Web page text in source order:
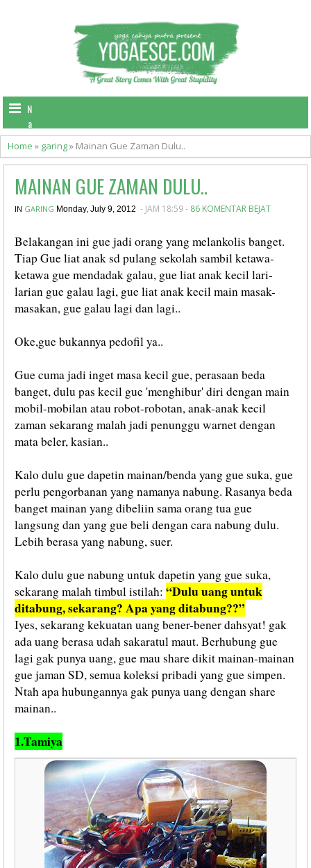
N
a
v
i
g
a
t
i
n
Home » garing» Mainan Gue Zaman Dulu..
MAINAN GUE ZAMAN DULU..
IN GARING Monday, July 9, 2012 - JAM 18:59 - 86 KOMENTAR BEJAT
Belakangan ini gue jadi orang yang melankolis banget.
Tiap Gue liat anak sd pulang sekolah sambil ketawa-
ketawa gue mendadak galau, gue liat anak kecil lari-
larian gue galau lagi, gue liat anak kecil main masak-
masakan, gue galau lagi dan lagi..
Oke,gue bukannya pedofil ya..
Gue cuma jadi inget masa kecil gue, perasaan beda
banget, dulu pas kecil gue 'menghibur' diri dengan main
mobil-mobilan atau robot-robotan, anak-anak kecil
zaman sekarang malah jadi penunggu warnet dengan
mata beler, kasian..
Kalo dulu gue dapetin mainan/benda yang gue suka, gue
perlu pengorbanan yang namanya nabung. Rasanya beda
banget mainan yang dibeliin sama orang tua gue
langsung dan yang gue beli dengan cara nabung dulu.
Lebih berasa yang nabung, suer.
Kalo dulu gue nabung untuk dapetin yang gue suka,
sekarang malah timbul istilah: “Dulu uang untuk
ditabung, sekarang? Apa yang ditabung??”
Iyes, sekarang kekuatan uang bener-bener dahsyat! gak
ada uang berasa udah sakaratul maut. Berhubung gue
lagi gak punya uang, gue mau share dikit mainan-mainan
gue jaman SD, semua koleksi pribadi yang gue simpen.
Ntah apa hubungannya gak punya uang dengan share
mainan..
1.Tamiya